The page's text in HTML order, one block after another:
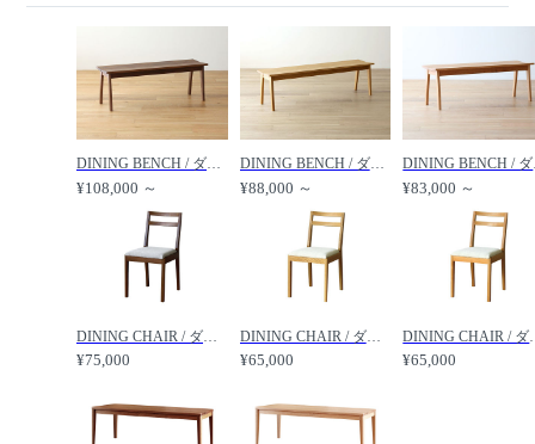
DINING BENCH / ダイニングベンチ #35557 / FLYMEe Vert / フライミーヴェール
¥108,000 ～
DINING BENCH / ダイニングベンチ #35556 / FLYMEe Vert / フライミーヴェール
¥88,000 ～ ¥83,000 ～
DINING CHAIR / ダイニングチェア #35553 / FLYMEe Vert / フライミーヴェール
¥75,000
DINING CHAIR / ダイニングチェア #35552 / FLYMEe Vert / フライミーヴェール
¥65,000
DINING CHAIR /
¥65,000